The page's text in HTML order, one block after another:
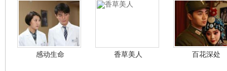
感动生命 香草美人 百花深处